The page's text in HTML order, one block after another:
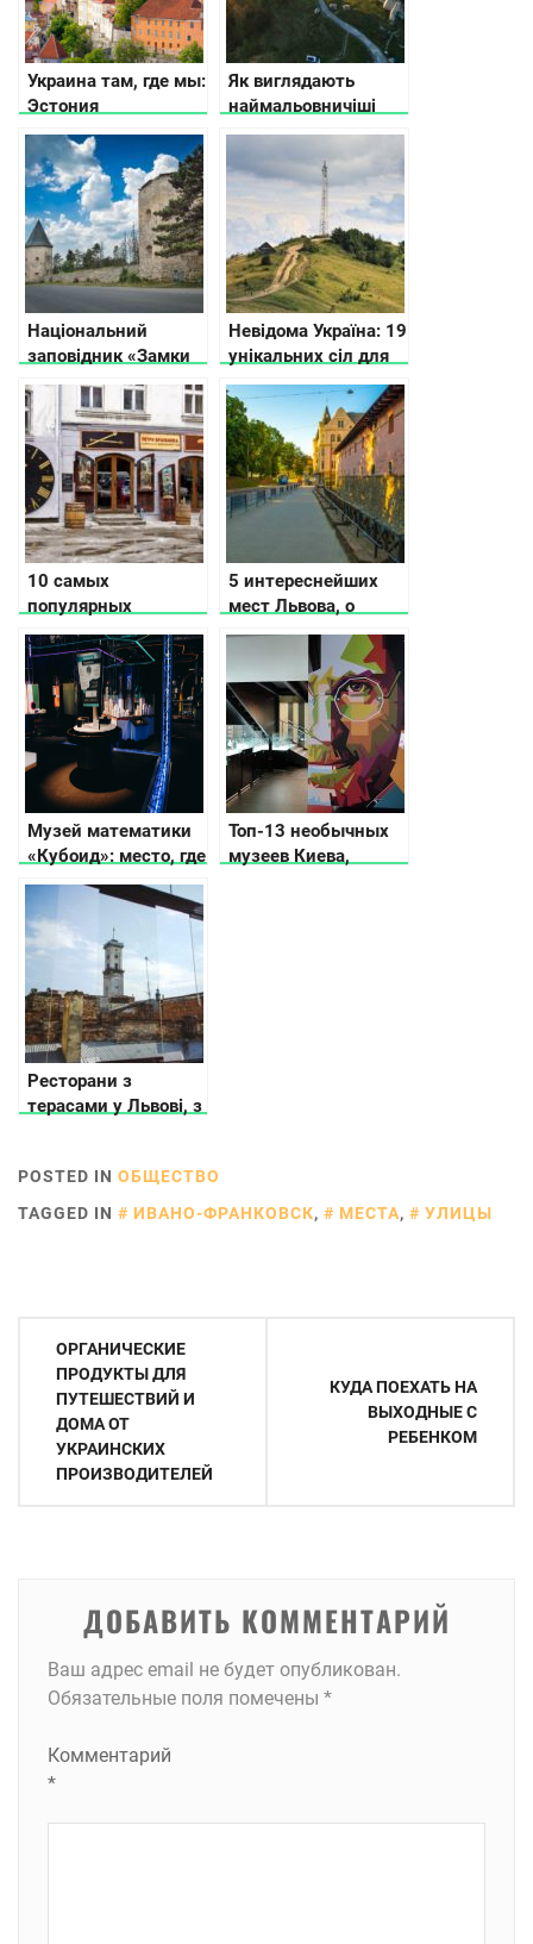
Украина там, где мы:
Эстония
Як виглядають
наймальовничіші
руїни старовинних
замків України
Національний
заповідник «Замки
Тернопільщини»
Невідома Україна: 19
унікальних сіл для
незабутніх
подорожей Україною
10 самых
популярных
заведений Львова
5 интереснейших
мест Львова, о
которых не
расскажут
путеводители
Музей математики
«Кубоид»: место, где
числа оживают
Топ-13 необычных
музеев Киева,
Ресторани з
терасами у Львові, з
POSTED IN ОБЩЕСТВО
TAGGED IN
ИВАНО-ФРАНКОВСК, МЕСТА, УЛИЦЫ
Навигация
записям
ОРГАНИЧЕСКИЕ
ПРОДУКТЫ ДЛЯ
ПУТЕШЕСТВИЙ И
ДОМА ОТ
УКРАИНСКИХ
ПРОИЗВОДИТЕЛЕЙ
КУДА ПОЕХАТЬ НА
ВЫХОДНЫЕ С
РЕБЕНКОМ
ДОБАВИТЬ КОММЕНТАРИЙ
Ваш адрес email не будет опубликован.
Обязательные поля помечены *
Комментарий
*